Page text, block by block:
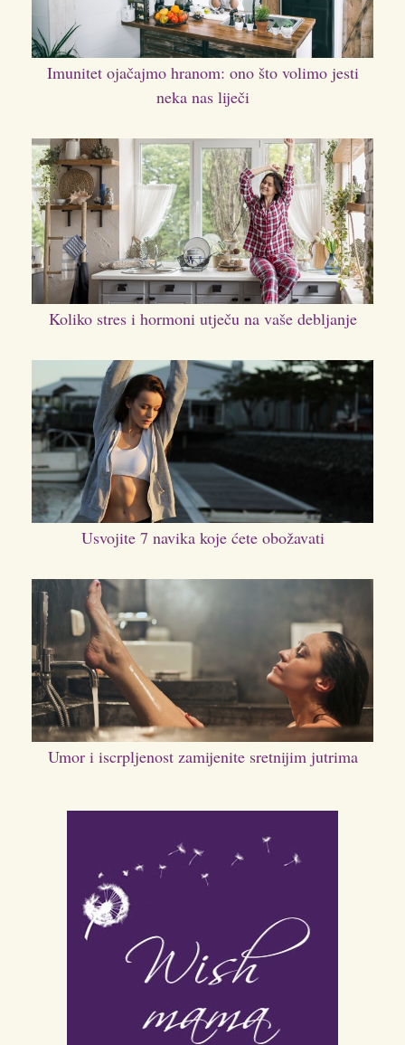
Imunitet ojačajmo hranom: ono što volimo jesti
neka nas liječi
Koliko stres i hormoni utječu na vaše debljanje
Usvojite 7 navika koje ćete obožavati
Umor i iscrpljenost zamijenite sretnijim jutrima